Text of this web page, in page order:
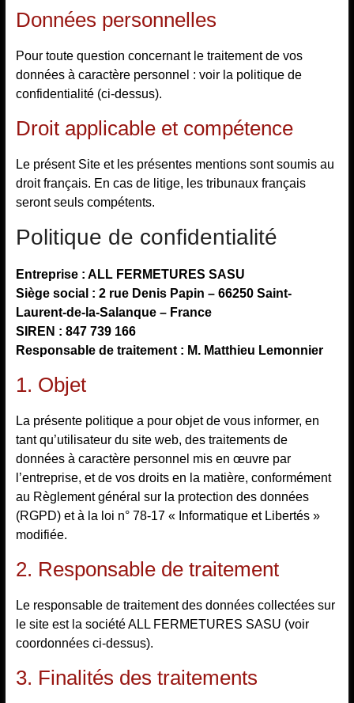
Données personnelles
Pour toute question concernant le traitement de vos
données à caractère personnel : voir la politique de
confidentialité (ci-dessus).
Droit applicable et compétence
Le présent Site et les présentes mentions sont soumis au
droit français. En cas de litige, les tribunaux français
seront seuls compétents.
Politique de confidentialité
Entreprise : ALL FERMETURES SASU
Siège social : 2 rue Denis Papin – 66250 Saint-
Laurent-de-la-Salanque – France
SIREN : 847 739 166
Responsable de traitement : M. Matthieu Lemonnier
1. Objet
La présente politique a pour objet de vous informer, en
tant qu’utilisateur du site web, des traitements de
données à caractère personnel mis en œuvre par
l’entreprise, et de vos droits en la matière, conformément
au Règlement général sur la protection des données
(RGPD) et à la loi n° 78-17 « Informatique et Libertés »
modifiée.
2. Responsable de traitement
Le responsable de traitement des données collectées sur
le site est la société ALL FERMETURES SASU (voir
coordonnées ci-dessus).
3. Finalités des traitements